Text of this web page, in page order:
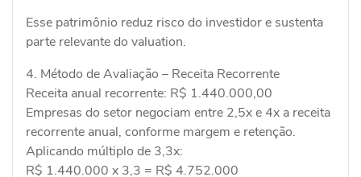
Esse patrimônio reduz risco do investidor e sustenta
parte relevante do valuation.
4. Método de Avaliação – Receita Recorrente
Receita anual recorrente: R$ 1.440.000,00
Empresas do setor negociam entre 2,5x e 4x a receita
recorrente anual, conforme margem e retenção.
Aplicando múltiplo de 3,3x:
R$ 1.440.000 x 3,3 = R$ 4.752.000